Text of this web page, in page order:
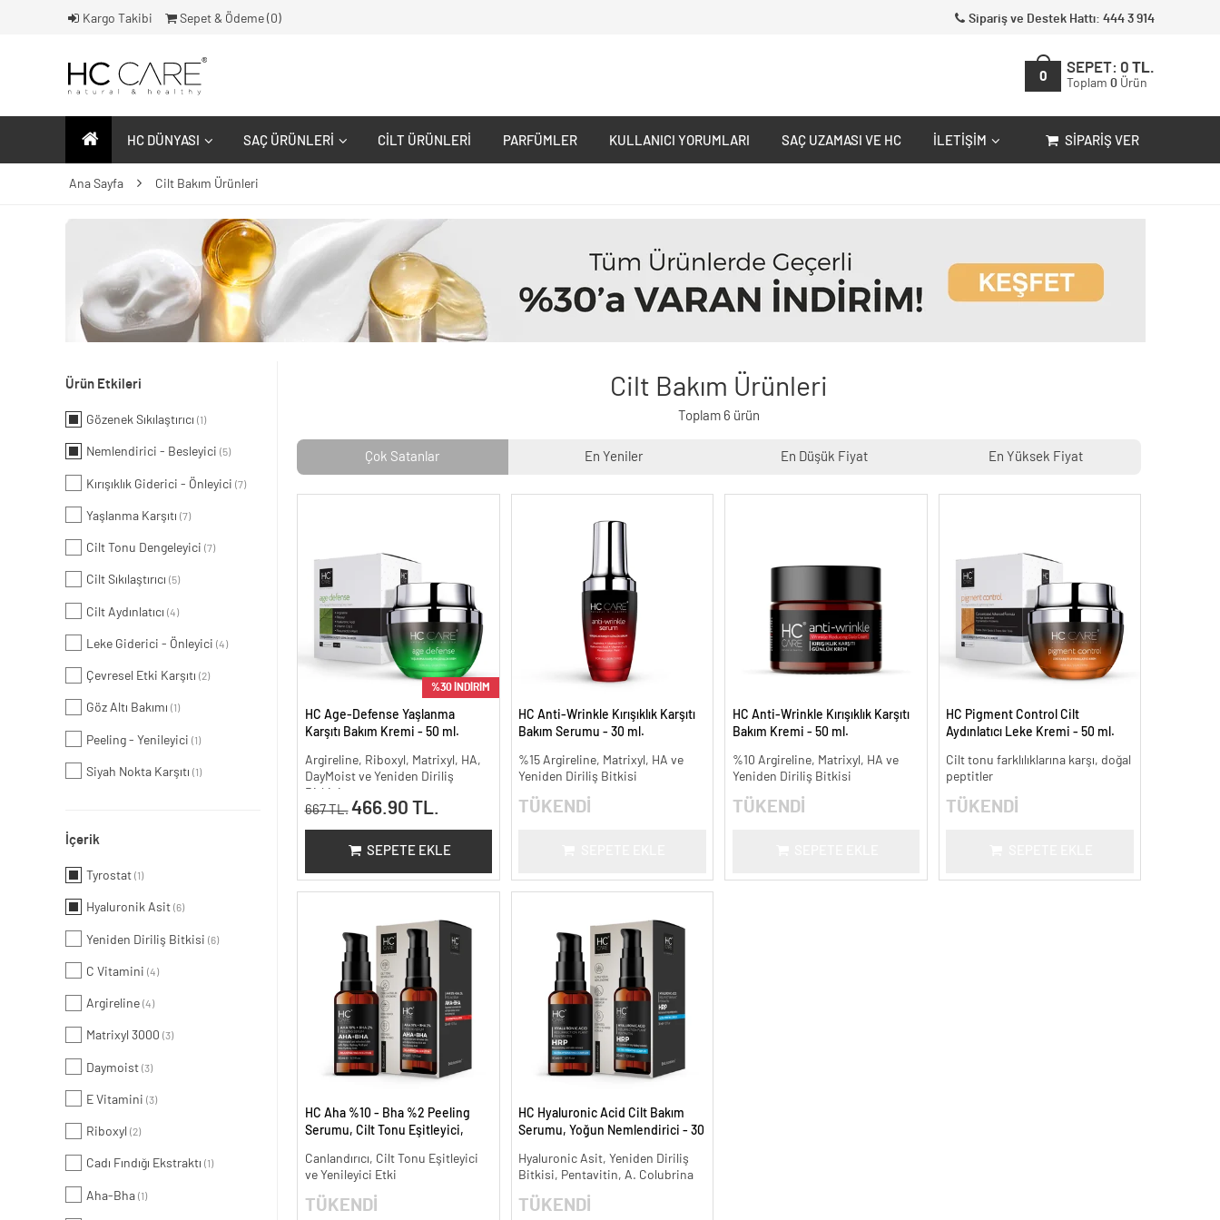
Kargo Takibi Sepet & Ödeme ( 0) Sipariş ve Destek Hattı: 444 3 914
0
SEPET: 0 TL.
Toplam 0 Ürün
HC DÜNYASI SAÇ ÜRÜNLERI CILT ÜRÜNLERI PARFÜMLER KULLANICI YORUMLARI SAÇ UZAMASI VE HC İLETIŞIM SIPARIŞ VER
Ana Sayfa Cilt Bakım Ürünleri
Ürün Etkileri
Gözenek Sıkılaştırıcı (1)
Nemlendirici - Besleyici (5)
Kırışıklık Giderici - Önleyici (7)
Yaşlanma Karşıtı (7)
Cilt Tonu Dengeleyici (7)
Cilt Sıkılaştırıcı (5)
Cilt Aydınlatıcı (4)
Leke Giderici - Önleyici (4)
Çevresel Etki Karşıtı (2)
Göz Altı Bakımı (1)
Peeling - Yenileyici (1)
Siyah Nokta Karşıtı (1)
İçerik
Tyrostat (1)
Hyaluronik Asit (6)
Yeniden Diriliş Bitkisi (6)
C Vitamini (4)
Argireline (4)
Matrixyl 3000 (3)
Daymoist (3)
E Vitamini (3)
Riboxyl (2)
Cadı Fındığı Ekstraktı (1)
Aha-Bha (1)
Cilt Bakım Ürünleri
Toplam 6 ürün
Çok Satanlar En Yeniler En Düşük Fiyat En Yüksek Fiyat
%30 İNDİRİM
HC Age-Defense Yaşlanma
Karşıtı Bakım Kremi - 50 ml.
Argireline, Riboxyl, Matrixyl, HA,
DayMoist ve Yeniden Diriliş
667 TL. 466.90 TL.
SEPETE EKLE
HC Anti-Wrinkle Kırışıklık Karşıtı
Bakım Serumu - 30 ml.
%15 Argireline, Matrixyl, HA ve
Yeniden Diriliş Bitkisi
TÜKENDİ
HC Anti-Wrinkle Kırışıklık Karşıtı
Bakım Kremi - 50 ml.
%10 Argireline, Matrixyl, HA ve
Yeniden Diriliş Bitkisi
TÜKENDİ
HC Pigment Control Cilt
Aydınlatıcı Leke Kremi - 50 ml.
Cilt tonu farklılıklarına karşı, doğal
peptitler
TÜKENDİ
HC Aha %10 - Bha %2 Peeling
Serumu, Cilt Tonu Eşitleyici,
Canlandırıcı, Cilt Tonu Eşitleyici
ve Yenileyici Etki
TÜKENDİ
HC Hyaluronic Acid Cilt Bakım
Serumu, Yoğun Nemlendirici - 30
Hyaluronic Asit, Yeniden Diriliş
Bitkisi, Pentavitin, A. Colubrina
TÜKENDİ